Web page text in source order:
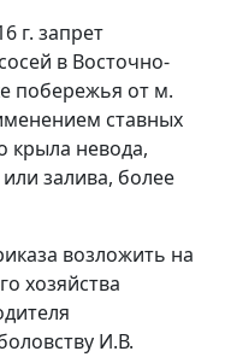
г. запрет
в Восточно-
побережья от м.
ставных
крыла невода,
залива, более
возложить на
хозяйства
И.В.